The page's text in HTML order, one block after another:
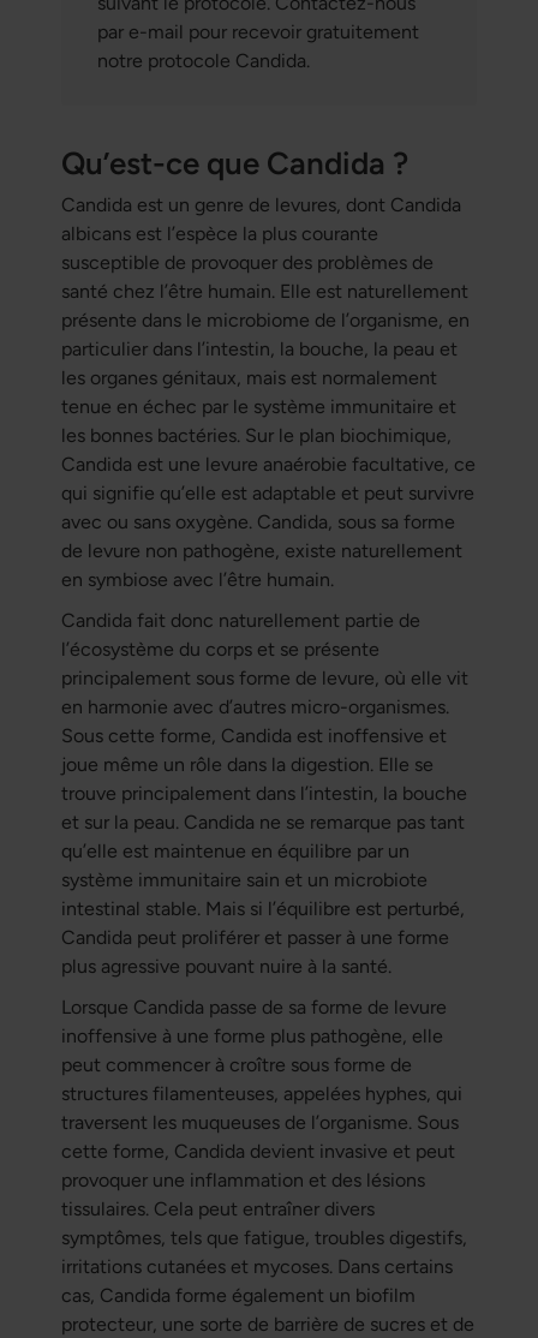
par e-mail pour recevoir gratuitement
notre protocole Candida.
Qu’est-ce que Candida ?
Candida est un genre de levures, dont Candida
albicans est l’espèce la plus courante
susceptible de provoquer des problèmes de
santé chez l’être humain. Elle est naturellement
présente dans le microbiome de l’organisme, en
particulier dans l’intestin, la bouche, la peau et
les organes génitaux, mais est normalement
tenue en échec par le système immunitaire et
les bonnes bactéries. Sur le plan biochimique,
Candida est une levure anaérobie facultative, ce
qui signifie qu’elle est adaptable et peut survivre
avec ou sans oxygène. Candida, sous sa forme
de levure non pathogène, existe naturellement
en symbiose avec l’être humain.
Candida fait donc naturellement partie de
l’écosystème du corps et se présente
principalement sous forme de levure, où elle vit
en harmonie avec d’autres micro-organismes.
Sous cette forme, Candida est inoffensive et
joue même un rôle dans la digestion. Elle se
trouve principalement dans l’intestin, la bouche
et sur la peau. Candida ne se remarque pas tant
qu’elle est maintenue en équilibre par un
système immunitaire sain et un microbiote
intestinal stable. Mais si l’équilibre est perturbé,
Candida peut proliférer et passer à une forme
plus agressive pouvant nuire à la santé.
Lorsque Candida passe de sa forme de levure
inoffensive à une forme plus pathogène, elle
peut commencer à croître sous forme de
structures filamenteuses, appelées hyphes, qui
traversent les muqueuses de l’organisme. Sous
cette forme, Candida devient invasive et peut
provoquer une inflammation et des lésions
tissulaires. Cela peut entraîner divers
symptômes, tels que fatigue, troubles digestifs,
irritations cutanées et mycoses. Dans certains
cas, Candida forme également un biofilm
protecteur, une sorte de barrière de sucres et de